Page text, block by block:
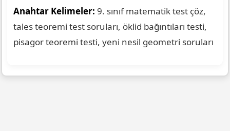
Anahtar Kelimeler: 9. sınıf matematik test çöz,
tales teoremi test soruları, öklid bağıntıları testi,
pisagor teoremi testi, yeni nesil geometri soruları